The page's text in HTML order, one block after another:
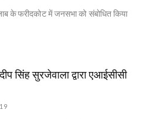
के फरीदकोट में जनसभा को संबोधित किया
सिंह सुरजेवाला द्वारा एआईसीसी